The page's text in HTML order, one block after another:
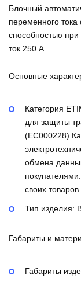
Блочный
переменного
способностью
ток 250 А .
Основные
Категория
для защиты
(EC000228)
обмена
своих товаров
Тип изделия:
Габариты и
Габариты